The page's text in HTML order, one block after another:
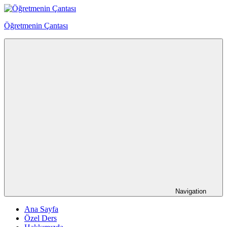
Skip
content
Öğretmenin Çantası
Navigation
Ana Sayfa
Özel Ders